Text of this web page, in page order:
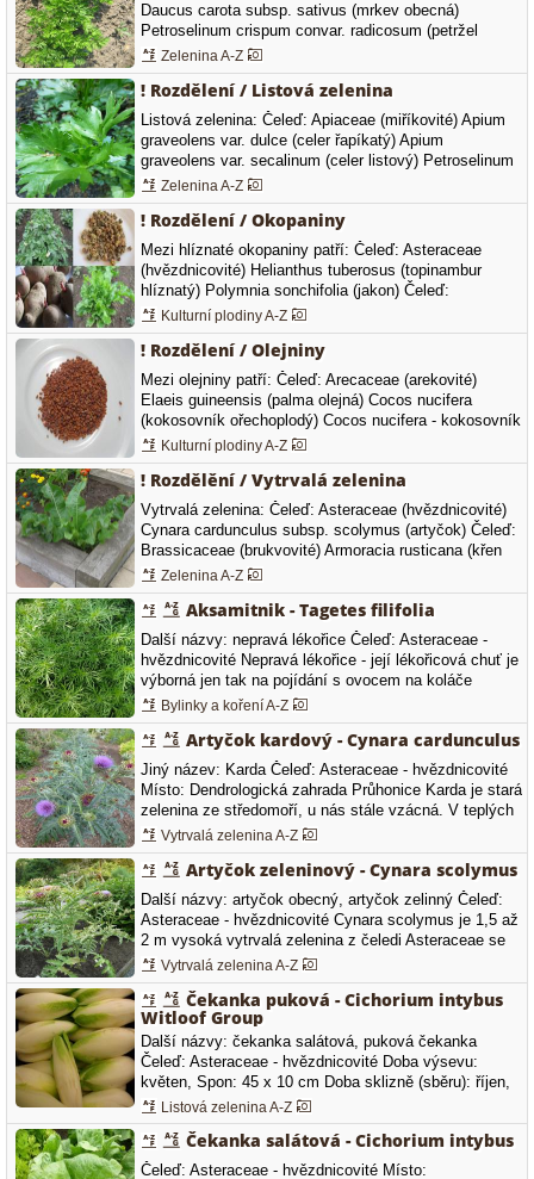
Daucus carota subsp. sativus (mrkev obecná)
Petroselinum crispum convar. radicosum (petržel
zahradní kořenová) Pastinaca sativa var. longa
(pastinák) Apium graveolens var. rapaceum (celer
bulvový) Daucus carota subsp sativus - mrkev obecná
Petroselinum crispum convar vulgare - petržel
obecná…
Zelenina A-Z
! Rozdělení / Listová zelenina
Listová zelenina: Čeleď: Apiaceae (miříkovité) Apium
graveolens var. dulce (celer řapíkatý) Apium
graveolens var. secalinum (celer listový) Petroselinum
crispum convar vulgare (petržel zahradní naťová)
Foeniculum vulgare var. dulce (fenykl sladký) Apium
graveolens var secalinum - celer naťový Petroselinum
crispum convar vulgare - petržel…
Zelenina A-Z
! Rozdělení / Okopaniny
Mezi hlíznaté okopaniny patří: Čeleď: Asteraceae
(hvězdnicovité) Helianthus tuberosus (topinambur
hlíznatý) Polymnia sonchifolia (jakon) Čeleď:
Solanaceae (lilkovité) Solanum tuberosum (brambor
hlíznatý)
Kulturní plodiny A-Z
! Rozdělení / Olejniny
Mezi olejniny patří: Čeleď: Arecaceae (arekovité)
Elaeis guineensis (palma olejná) Cocos nucifera
(kokosovník ořechoplodý) Cocos nucifera - kokosovník
ořechoplodý Čeleď: Asteraceae (hvězdnicovité)
Helianthus annuus (slunečnice roční) Carthamus
tinctorius (světlice barvířská, saflor) Silybum marianum
(ostropestřec mariánský)…
Kulturní plodiny A-Z
! Rozdělění / Vytrvalá zelenina
Vytrvalá zelenina: Čeleď: Asteraceae (hvězdnicovité)
Cynara cardunculus subsp. scolymus (artyčok) Čeleď:
Brassicaceae (brukvovité) Armoracia rusticana (křen
selský) Armoracia rusticana - křen selský Čeleď:
Liliaceae (liliovité) Asparagus officinalis (chřest)
Asparagus officinalis - chřest zelený Čeleď:
Polygonaceae (rdesnovité)…
Zelenina A-Z
Aksamitnik - Tagetes filifolia
Další názvy: nepravá lékořice Čeleď: Asteraceae -
hvězdnicovité Nepravá lékořice - její lékořicová chuť je
výborná jen tak na pojídání s ovocem na koláče
poháry.
Bylinky a koření A-Z
Artyčok kardový - Cynara cardunculus
Jiný název: Karda Čeleď: Asteraceae - hvězdnicovité
Místo: Dendrologická zahrada Průhonice Karda je stará
zelenina ze středomoří, u nás stále vzácná. V teplých
krajích vytrvalá, u nás jednoletá bylina. Z mohutné
rostliny se konzumují pouze řapíky, nejlépe bělené.
Obsahují cynarin a řadu organických, zdraví
prospěšných…
Vytrvalá zelenina A-Z
Artyčok zeleninový - Cynara scolymus
Další názvy: artyčok obecný, artyčok zelinný Čeleď:
Asteraceae - hvězdnicovité Cynara scolymus je 1,5 až
2 m vysoká vytrvalá zelenina z čeledi Asteraceae se
střídavými, šťavnatými peřenoklanými lodyžními listy,
které jsou na rubu šedě plstnaté. Artyčok zeleninový
kvete počátkem podzimu svými fialovými úbory,
které…
Vytrvalá zelenina A-Z
Čekanka puková - Cichorium intybus
Witloof Group
Další názvy: čekanka salátová, puková čekanka
Čeleď: Asteraceae - hvězdnicovité Doba výsevu:
květen, Spon: 45 x 10 cm Doba sklizně (sběru): říjen,
listopad, Čekanka k rychlení puků tvoří žluté
vřetonovité puky
Listová zelenina A-Z
Čekanka salátová - Cichorium intybus
Čeleď: Asteraceae - hvězdnicovité Místo: